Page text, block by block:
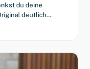
du deine
deutlich…